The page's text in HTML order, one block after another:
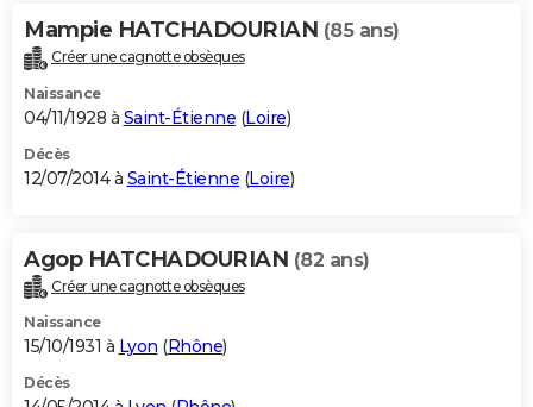
Mampie HATCHADOURIAN (85 ans)
Créer une cagnotte obsèques
Naissance
04/11/1928 à Saint-Étienne (Loire)
Décès
12/07/2014 à Saint-Étienne (Loire)
Agop HATCHADOURIAN (82 ans)
Créer une cagnotte obsèques
Naissance
15/10/1931 à Lyon (Rhône)
Décès